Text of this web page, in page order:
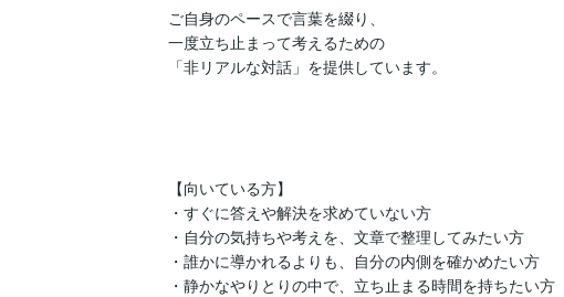
ご自身のペースで言葉を綴り、
一度立ち止まって考えるための
「非リアルな対話」を提供しています。
【向いている方】
・すぐに答えや解決を求めていない方
・自分の気持ちや考えを、文章で整理してみたい方
・誰かに導かれるよりも、自分の内側を確かめたい方
・静かなやりとりの中で、立ち止まる時間を持ちたい方